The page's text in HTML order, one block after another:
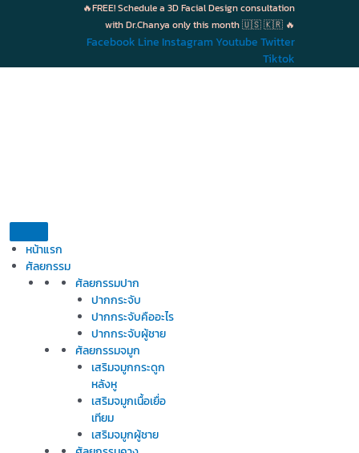
🔥FREE! Schedule a 3D Facial Design consultation
with Dr.Chanya only this month 🇺🇸 🇰🇷 🔥
Facebook Line Instagram Youtube Twitter
Tiktok
หน้าแรก
ศัลยกรรม
ศัลยกรรมปาก
ปากกระจับ
ปากกระจับคืออะไร
ปากกระจับผู้ชาย
ศัลยกรรมจมูก
เสริมจมูกกระดูก
หลังหู
เสริมจมูกเนื้อเยื่อ
เทียม
เสริมจมูกผู้ชาย